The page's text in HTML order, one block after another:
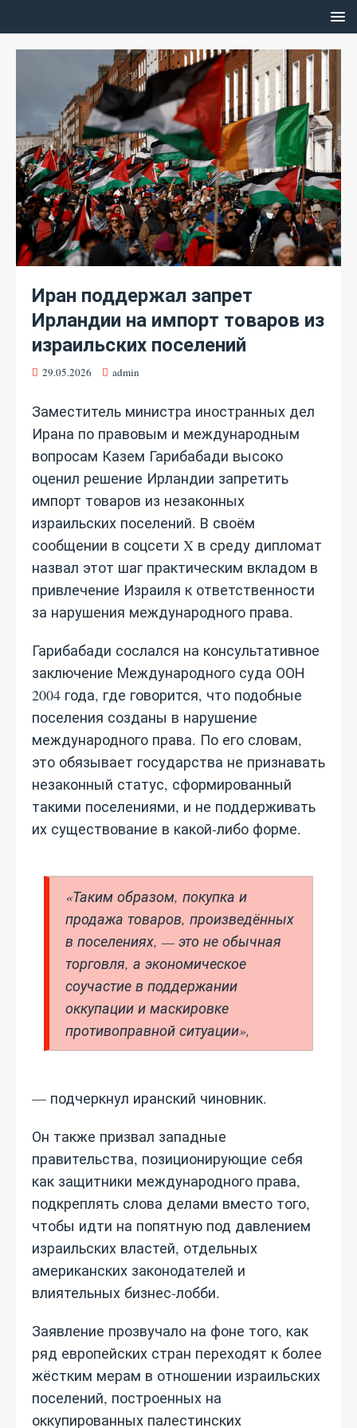
Иран поддержал запрет
Ирландии на импорт товаров из
израильских поселений
29.05.2026 admin
Заместитель министра иностранных дел
Ирана по правовым и международным
вопросам Казем Гарибабади высоко
оценил решение Ирландии запретить
импорт товаров из незаконных
израильских поселений. В своём
сообщении в соцсети X в среду дипломат
назвал этот шаг практическим вкладом в
привлечение Израиля к ответственности
за нарушения международного права.
Гарибабади сослался на консультативное
заключение Международного суда ООН
2004 года, где говорится, что подобные
поселения созданы в нарушение
международного права. По его словам,
это обязывает государства не признавать
незаконный статус, сформированный
такими поселениями, и не поддерживать
их существование в какой‑либо форме.
«Таким образом, покупка и
продажа товаров, произведённых
в поселениях, — это не обычная
торговля, а экономическое
соучастие в поддержании
оккупации и маскировке
противоправной ситуации»,
— подчеркнул иранский чиновник.
Он также призвал западные
правительства, позиционирующие себя
как защитники международного права,
подкреплять слова делами вместо того,
чтобы идти на попятную под давлением
израильских властей, отдельных
американских законодателей и
влиятельных бизнес‑лобби.
Заявление прозвучало на фоне того, как
ряд европейских стран переходят к более
жёстким мерам в отношении израильских
поселений, построенных на
оккупированных палестинских